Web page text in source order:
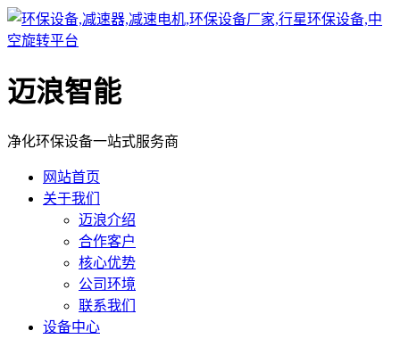
迈浪智能
净化环保设备一站式服务商
网站首页
关于我们
迈浪介绍
合作客户
核心优势
公司环境
联系我们
设备中心